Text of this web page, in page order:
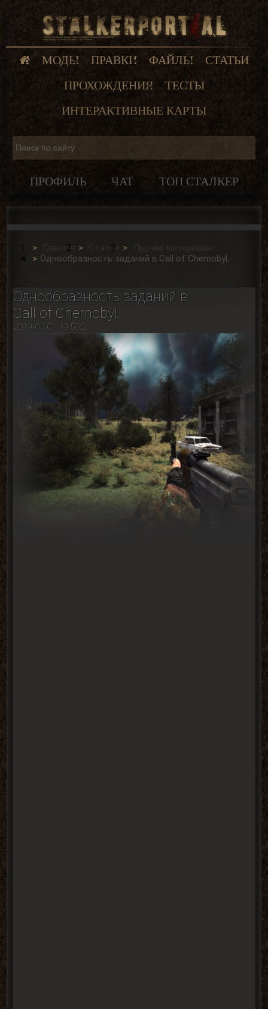
МОДЫ ПРАВКИ ФАЙЛЫ
СТАТЬИ
ПРОХОЖДЕНИЯ
ТЕСТЫ
ИНТЕРАКТИВНЫЕ КАРТЫ
ПРОФИЛЬ ЧАТ ТОП СТАЛКЕР
Главная Статьи
Прочие материалы
Однообразность заданий в Call of Chernobyl.
Однообразность заданий в
Call of Chernobyl.
2019-05-01 19:50:21